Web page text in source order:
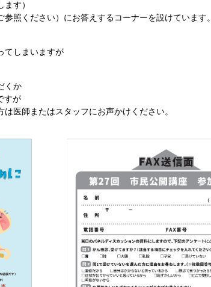
す）
照ください）にお答えするコーナーを設けています。
てしまいますが
くか
すが
医師またはスタッフにお声かけください。